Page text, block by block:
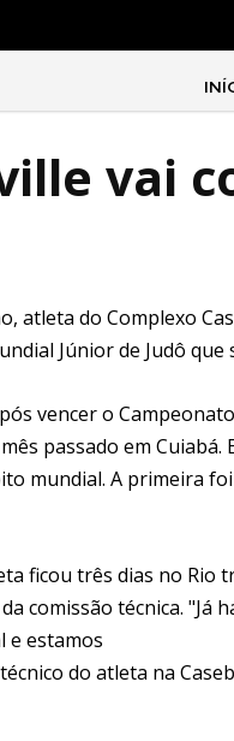
vai
atleta do Complexo
Júnior de Judô que
vencer o
passado em
mundial. A primeira
ficou três dias no
comissão técnica.
e estamos
do atleta na